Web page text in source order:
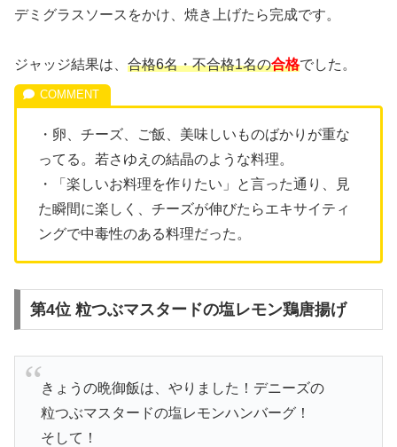
デミグラスソースをかけ、焼き上げたら完成です。
ジャッジ結果は、 合格6名・不合格1名の合格でした。
・卵、チーズ、ご飯、美味しいものばかりが重な
ってる。若さゆえの結晶のような料理。
・「楽しいお料理を作りたい」と言った通り、見
た瞬間に楽しく、チーズが伸びたらエキサイティ
ングで中毒性のある料理だった。
第4位 粒つぶマスタードの塩レモン鶏唐揚げ
きょうの晩御飯は、やりました！デニーズの
粒つぶマスタードの塩レモンハンバーグ！
そして！